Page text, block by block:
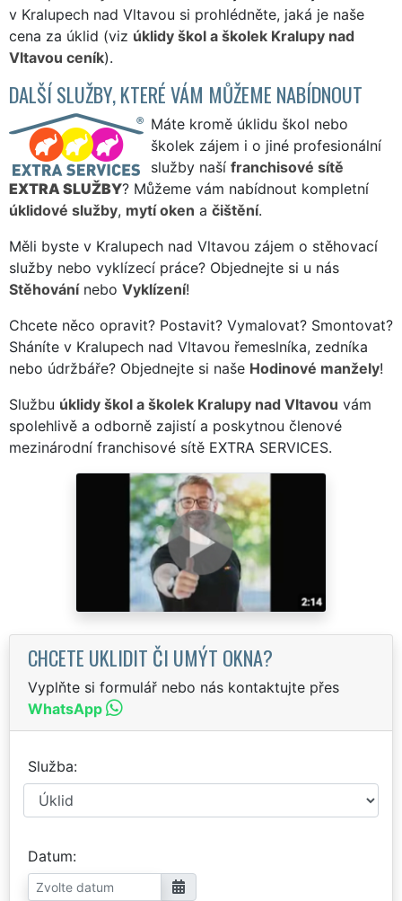
v Kralupech nad Vltavou si prohlédněte, jaká je naše
cena za úklid (viz úklidy škol a školek Kralupy nad
Vltavou ceník).
DALŠÍ SLUŽBY, KTERÉ VÁM MŮŽEME NABÍDNOUT
Máte kromě úklidu škol nebo
školek zájem i o jiné profesionální
služby naší franchisové sítě
EXTRA SLUŽBY? Můžeme vám nabídnout kompletní
úklidové služby, mytí oken a čištění.
Měli byste v Kralupech nad Vltavou zájem o stěhovací
služby nebo vyklízecí práce? Objednejte si u nás
Stěhovánínebo Vyklízení!
Chcete něco opravit? Postavit? Vymalovat? Smontovat?
Sháníte v Kralupech nad Vltavou řemeslníka, zedníka
nebo údržbáře? Objednejte si naše Hodinové manžely!
Službu úklidy škol a školek Kralupy nad Vltavou vám
spolehlivě a odborně zajistí a poskytnou členové
mezinárodní franchisové sítě EXTRA SERVICES.
CHCETE UKLIDIT ČI UMÝT OKNA?
Vyplňte si formulář nebo nás kontaktujte přes
WhatsApp
Služba
Datum